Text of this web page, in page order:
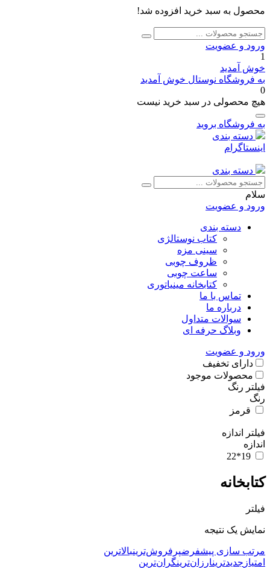
محصول به سبد خرید افزوده شد!
جستجو
برای:
جستجو
ورود و عضویت
1
خوش آمدید
به فروشگاه نوستال خوش آمدید
0
هیچ محصولی در سبد خرید نیست
به فروشگاه بروید
دسته بندی
اینستاگرام
دسته بندی
جستجو
برای:
جستجو
سلام
ورود و عضویت
دسته بندی
کتاب نوستالژی
سینی مزه
ظروف چوبی
ساعت چوبی
کتابخانه مینیاتوری
تماس با ما
درباره ما
سوالات متداول
وبلاگ حرفه ای
ورود و عضویت
دارای تخفیف
محصولات موجود
فیلتر رنگ
رنگ
قرمز
فیلتر اندازه
اندازه
کتابخانه
فیلتر
نمایش یک نتیجه
مرتب سازی پیشفرضپرفروش‌ترینبالاترین
امتیاز جدیدترینارزان‌ترینگران‌ترین